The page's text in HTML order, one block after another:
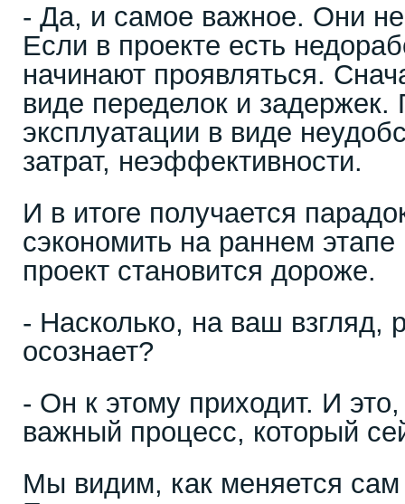
- Да, и самое важное. Они не
Если в проекте есть
начинают проявляться.
виде переделок и задержек.
эксплуатации в виде
затрат, неэффективности.
И в итоге получается
сэкономить на раннем этапе
проект становится дороже.
- Насколько, на ваш взгляд,
осознает?
- Он к этому приходит. И
важный процесс, который
Мы видим, как меняется сам